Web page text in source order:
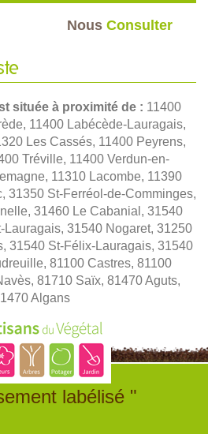
Nous Consulter
située à proximité de : 11400
11400 Labécède-Lauragais,
Les Cassés, 11400 Peyrens,
Tréville, 11400 Verdun-en-
11310 Lacombe, 11390
31350 St-Ferréol-de-Comminges,
31460 Le Cabanial, 31540
Lauragais, 31540 Nogaret, 31250
31540 St-Félix-Lauragais, 31540
81100 Castres, 81100
81710 Saïx, 81470 Aguts,
Algans
labélisé "